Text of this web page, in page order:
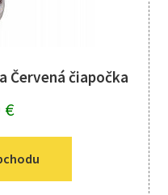
Červená čiapočka
€